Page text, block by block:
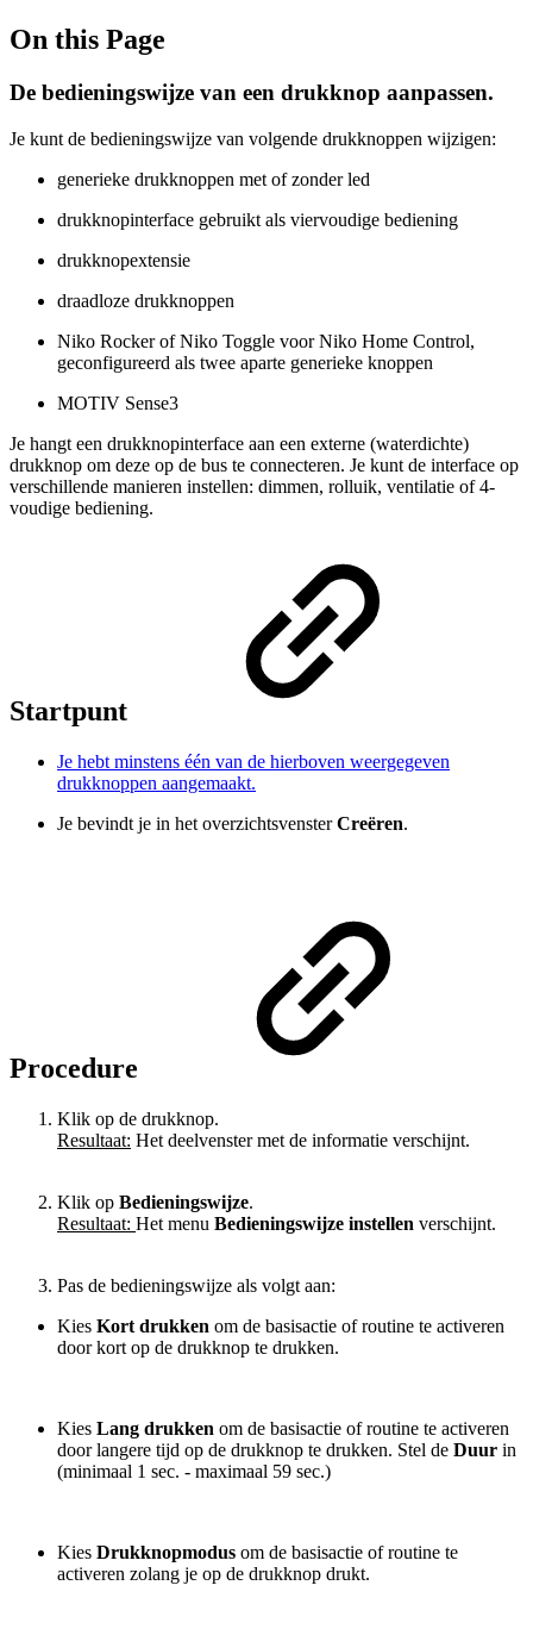
On this Page
De bedieningswijze van een drukknop aanpassen.
Je kunt de bedieningswijze van volgende drukknoppen wijzigen:
generieke drukknoppen met of zonder led
drukknopinterface gebruikt als viervoudige bediening
drukknopextensie
draadloze drukknoppen
Niko Rocker of Niko Toggle voor Niko Home Control,
geconfigureerd als twee aparte generieke knoppen
MOTIV Sense3
Je hangt een drukknopinterface aan een externe (waterdichte)
drukknop om deze op de bus te connecteren. Je kunt de interface op
verschillende manieren instellen: dimmen, rolluik, ventilatie of 4-
voudige bediening.
Startpunt
Je hebt minstens één van de hierboven weergegeven
drukknoppen aangemaakt.
Je bevindt je in het overzichtsvensterCreëren.
Procedure
Klik op de drukknop.
Resultaat: Het deelvenster met de informatie verschijnt.
Klik op Bedieningswijze.
Resultaat: Het menu Bedieningswijze instellen verschijnt.
Pas de bedieningswijze als volgt aan:
Kies Kort drukken om de basisactie of routine te activeren
door kort op de drukknop te drukken.
Kies Lang drukken om de basisactie of routine te activeren
door langere tijd op de drukknop te drukken. Stel de Duur in
(minimaal 1 sec. - maximaal 59 sec.)
Kies Drukknopmodus om de basisactie of routine te
activeren zolang je op de drukknop drukt.